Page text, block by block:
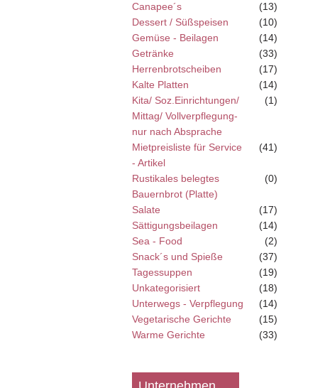
Canapee´s
(13)
Dessert / Süßspeisen
(10)
Gemüse - Beilagen
(14)
Getränke
(33)
Herrenbrotscheiben
(17)
Kalte Platten
(14)
Kita/ Soz.Einrichtungen/
Mittag/ Vollverpflegung-
nur nach Absprache
(1)
Mietpreisliste für Service
- Artikel
(41)
Rustikales belegtes
Bauernbrot (Platte)
(0)
Salate
(17)
Sättigungsbeilagen
(14)
Sea - Food
(2)
Snack´s und Spieße
(37)
Tagessuppen
(19)
Unkategorisiert
(18)
Unterwegs - Verpflegung
(14)
Vegetarische Gerichte
(15)
Warme Gerichte
(33)